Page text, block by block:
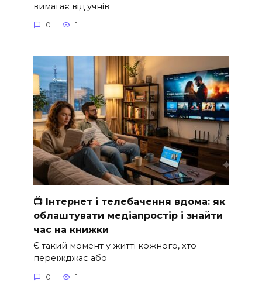
вимагає від учнів
0 1
📺 Інтернет і телебачення вдома: як
облаштувати медіапростір і знайти
час на книжки
Є такий момент у житті кожного, хто
переїжджає або
0 1